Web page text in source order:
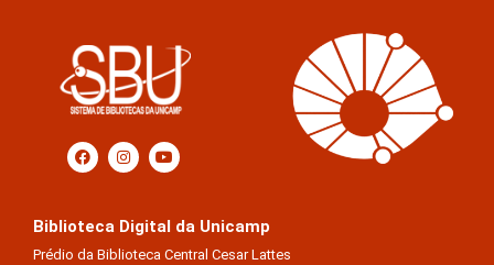
Biblioteca Digital da Unicamp
Prédio da Biblioteca Central Cesar Lattes